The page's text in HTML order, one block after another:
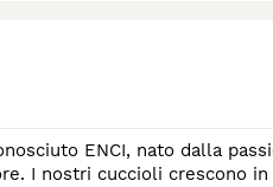
dalla passione che nutriamo per
I nostri cuccioli crescono